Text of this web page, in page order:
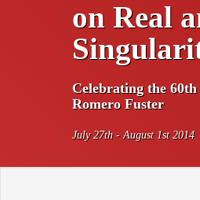
on Real
Celebrating the
Romero Fuster
July 27th - August 1st 2014